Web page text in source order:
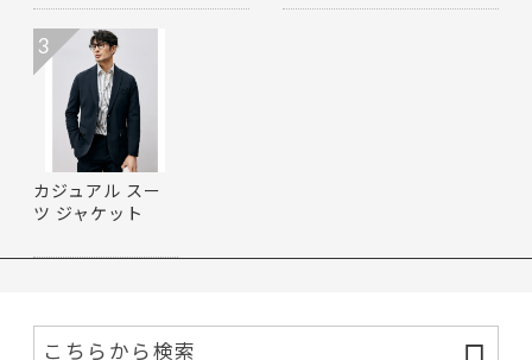
カジュアル スー
ツ ジャケット
3